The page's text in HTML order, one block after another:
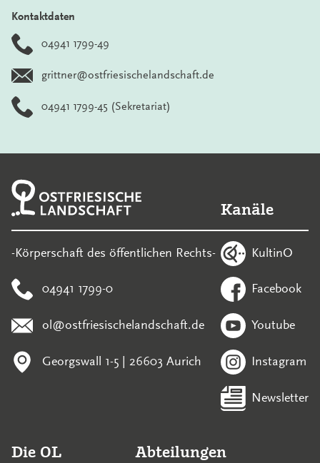
Kontaktdaten
04941 1799-49
grittner@ostfriesischelandschaft.de
04941 1799-45 (Sekretariat)
-Körperschaft des öffentlichen Rechts-
04941 1799-0
ol@ostfriesischelandschaft.de
Georgswall 1-5 | 26603 Aurich
Kanäle
KultinO
Facebook
Youtube
Instagram
Newsletter
Die OL Abteilungen